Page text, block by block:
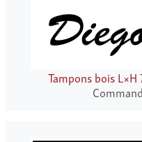
Tampons bois